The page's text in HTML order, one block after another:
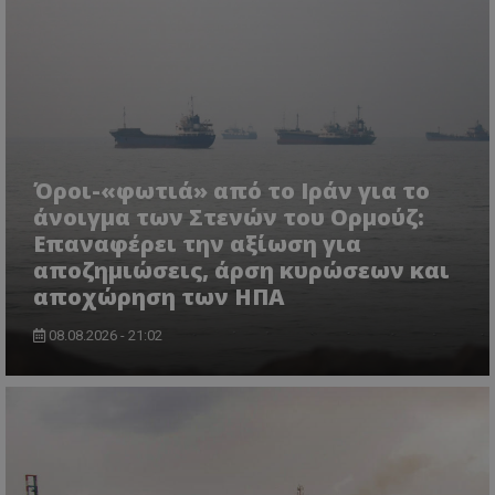
Όροι-«φωτιά» από το Ιράν για το
άνοιγμα των Στενών του Ορμούζ:
Επαναφέρει την αξίωση για
αποζημιώσεις, άρση κυρώσεων και
αποχώρηση των ΗΠΑ
08.08.2026 - 21:02